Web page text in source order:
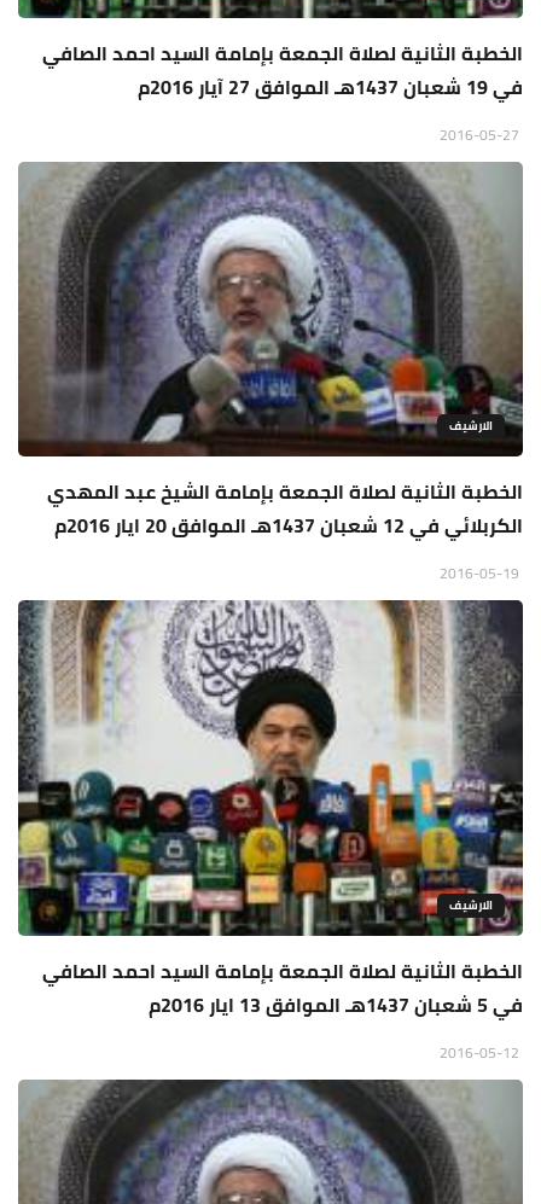
الخطبة الثانية لصلاة الجمعة بإمامة السيد احمد الصافي
في 19 شعبان 1437هـ الموافق 27 آيار 2016م
الارشيف
الخطبة الثانية لصلاة الجمعة بإمامة الشيخ عبد المهدي
الكربلائي في 12 شعبان 1437هـ الموافق 20 ايار 2016م
الارشيف
الخطبة الثانية لصلاة الجمعة بإمامة السيد احمد الصافي
في 5 شعبان 1437هـ الموافق 13 ايار 2016م